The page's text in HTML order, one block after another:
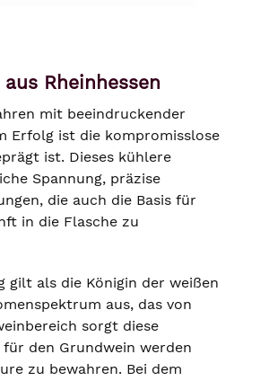
Rheinhessen
mit beeindruckender
Erfolg ist die kompromisslose
ist. Dieses kühlere
Spannung, präzise
die auch die Basis für
in die Flasche zu
gilt als die Königin der weißen
aus, das von
sorgt diese
den Grundwein werden
zu bewahren. Bei dem